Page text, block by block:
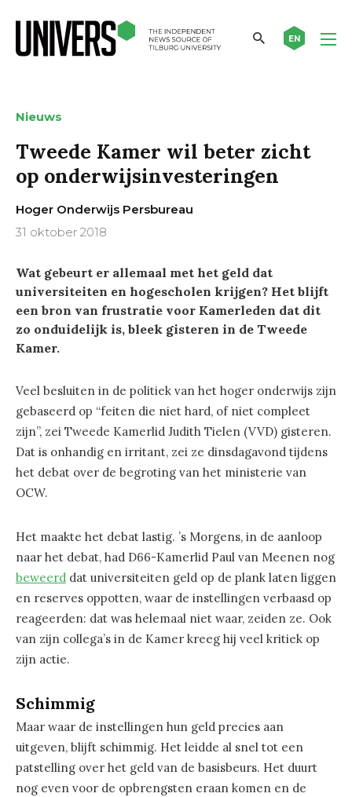
EN
Nieuws
Tweede Kamer wil beter zicht
op onderwijsinvesteringen
Hoger Onderwijs Persbureau
31 oktober 2018
Wat gebeurt er allemaal met het geld dat
universiteiten en hogescholen krijgen? Het blijft
een bron van frustratie voor Kamerleden dat dit
zo onduidelijk is, bleek gisteren in de Tweede
Kamer.
Veel besluiten in de politiek van het hoger onderwijs zijn
gebaseerd op “feiten die niet hard, of niet compleet
zijn”, zei Tweede Kamerlid Judith Tielen (VVD) gisteren.
Dat is onhandig en irritant, zei ze dinsdagavond tijdens
het debat over de begroting van het ministerie van
OCW.
Het maakte het debat lastig. ’s Morgens, in de aanloop
naar het debat, had D66-Kamerlid Paul van Meenen nog
beweerd dat universiteiten geld op de plank laten liggen
en reserves oppotten, waar de instellingen verbaasd op
reageerden: dat was helemaal niet waar, zeiden ze. Ook
van zijn collega’s in de Kamer kreeg hij veel kritiek op
zijn actie.
Schimmig
Maar waar de instellingen hun geld precies aan
uitgeven, blijft schimmig. Het leidde al snel tot een
patstelling over het geld van de basisbeurs. Het duurt
nog even voor de opbrengsten eraan komen en de